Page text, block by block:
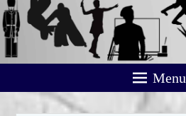
Menu